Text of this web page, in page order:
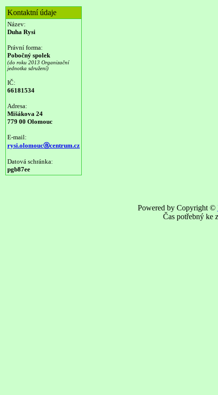
Kontaktní údaje
Název:
Duha Rysi
Právní forma:
Pobočný spolek
(do roku 2013 Organizační
jednotka sdružení)
IČ:
66181534
Adresa:
Mišákova 24
779 00 Olomouc
E-mail:
rysi.olomoucⓐcentrum.cz
Datová schránka:
pgb87ee
Powered by Copyright ©
Čas potřebný ke